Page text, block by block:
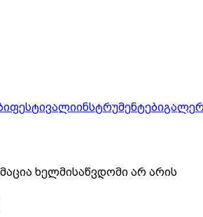
ფესტივალიინსტრუმენტები
ხელმისაწვდომი არ არის